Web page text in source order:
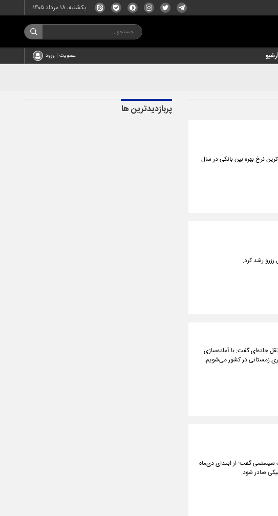
یکشنبه، ۱۸ مرداد ۱۴۰۵
عضویت | ورود
ثابت ماند و همچنان بالاترین نرخ بهره بین بانکی در سال
جاده‌ای گفت: با آماده‌سازی
زمستانی در کشور می‌شویم.
سیستمی گفت: از ابتدای دی‌ماه
صادر شود.
پربازدیدترین ها